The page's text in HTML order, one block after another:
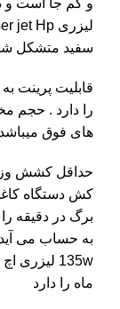
سفید متشکل
های فوق میباشد
برگ در دقیقه
به حساب می آید
ماه را دارد